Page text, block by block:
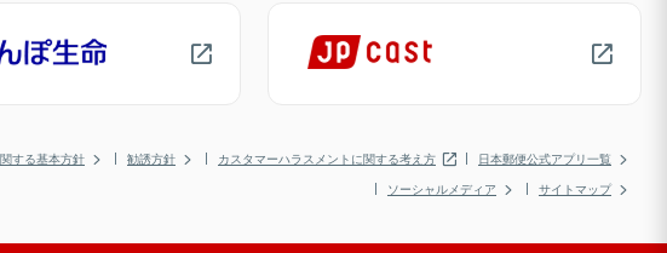
する基本方針 勧誘方針 カスタマーハラスメントに関する考え方
日本郵便公式アプリ一覧
ソーシャルメディア
サイトマップ